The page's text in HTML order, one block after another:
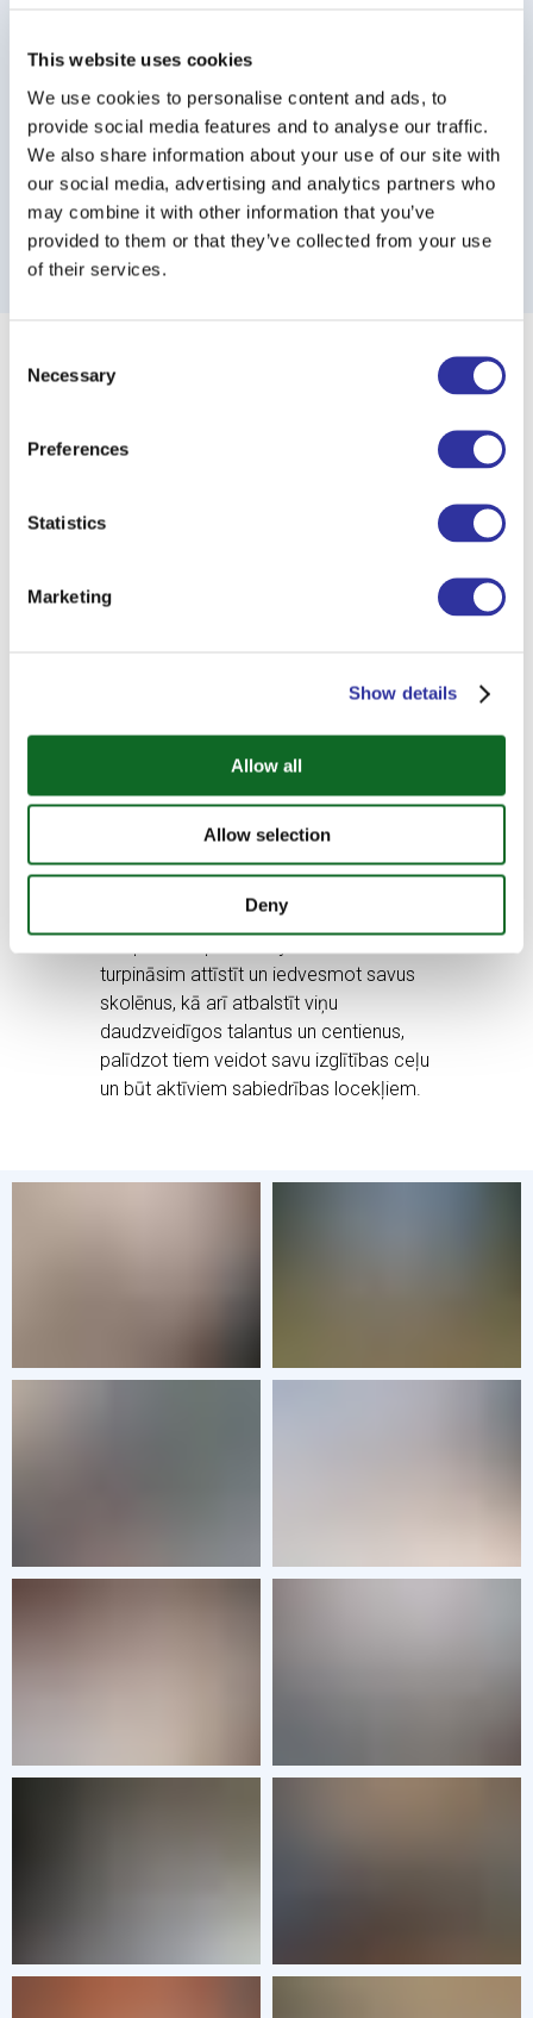
This website uses cookies
We use cookies to personalise content and ads, to
provide social media features and to analyse our traffic.
We also share information about your use of our site with
our social media, advertising and analytics partners who
may combine it with other information that you’ve
provided to them or that they’ve collected from your use
of their services.
Selection
Necessary
Preferences
Statistics
Marketing
Show details
Allow all
Allow selection
Deny
IESTĀŠANĀS
UNIVERSITĀTĒS
Mūsu skolēni ir iestājušies daudzās
mūsu absolventēm ne tikai iekļuva
augstskolu ģeogrāfija, bet arī absolventu
izvēlēto specialitāšu dažādība - no
inženierzinātnēm, dabaszinātnēm,
medicīnas un politikas līdz kino, modei
turpināsim attīstīt un iedvesmot savus
skolēnus, kā arī atbalstīt viņu
daudzveidīgos talantus un centienus,
palīdzot tiem veidot savu izglītības ceļu
un būt aktīviem sabiedrības locekļiem.